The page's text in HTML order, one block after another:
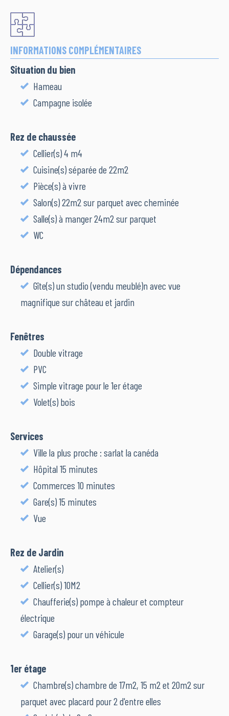
INFORMATIONS COMPLÉMENTAIRES
Situation du bien
Hameau
Campagne isolée
Rez de chaussée
Cellier(s) 4 m4
Cuisine(s) séparée de 22m2
Pièce(s) à vivre
Salon(s) 22m2 sur parquet avec cheminée
Salle(s) à manger 24m2 sur parquet
WC
Dépendances
Gîte(s) un studio (vendu meublé)n avec vue
magnifique sur château et jardin
Fenêtres
Double vitrage
PVC
Simple vitrage pour le 1er étage
Volet(s) bois
Services
Ville la plus proche : sarlat la canéda
Hôpital 15 minutes
Commerces 10 minutes
Gare(s) 15 minutes
Vue
Rez de Jardin
Atelier(s)
Cellier(s) 10M2
Chaufferie(s) pompe à chaleur et compteur
électrique
Garage(s) pour un véhicule
1er étage
Chambre(s) chambre de 17m2, 15 m2 et 20m2 sur
parquet avec placard pour 2 d'entre elles